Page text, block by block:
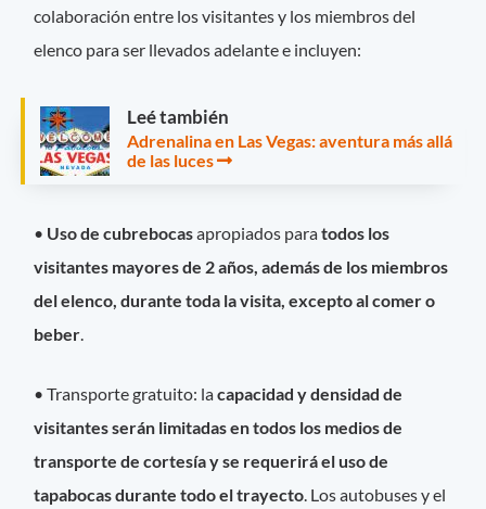
colaboración entre los visitantes y los miembros del
elenco para ser llevados adelante e incluyen:
Leé también
Adrenalina en Las Vegas: aventura más allá
de las luces
• Uso de cubrebocasapropiados paratodos los
visitantes mayores de 2 años, además de los miembros
del elenco, durante toda la visita, excepto al comer o
beber.
• Transporte gratuito: lacapacidad y densidad de
visitantes serán limitadas en todos los medios de
transporte de cortesía y se requerirá el uso de
tapabocas durante todo el trayecto. Los autobuses y el